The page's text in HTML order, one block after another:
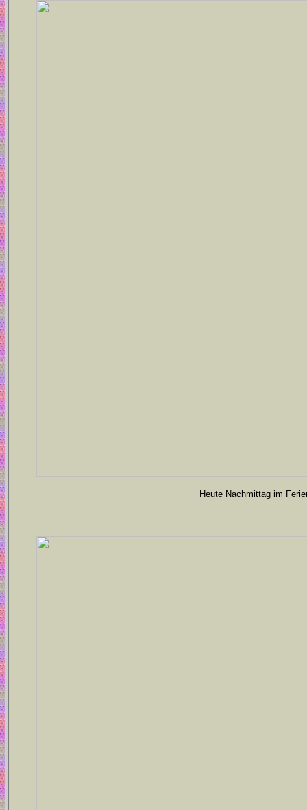
Heute Nachmittag im